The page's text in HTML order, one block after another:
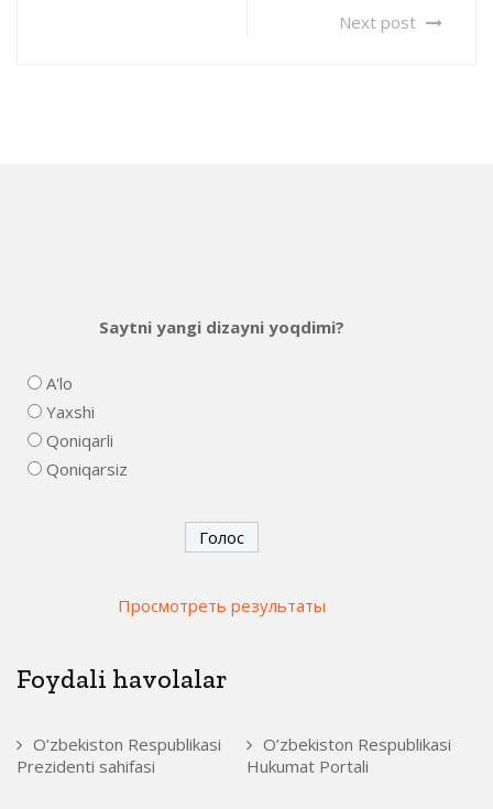
Next post
Saytni yangi dizayni yoqdimi?
A'lo
Yaxshi
Qoniqarli
Qoniqarsiz
Просмотреть результаты
Foydali havolalar
O’zbekiston Respublikasi
Prezidenti sahifasi
O’zbekiston Respublikasi
Hukumat Portali